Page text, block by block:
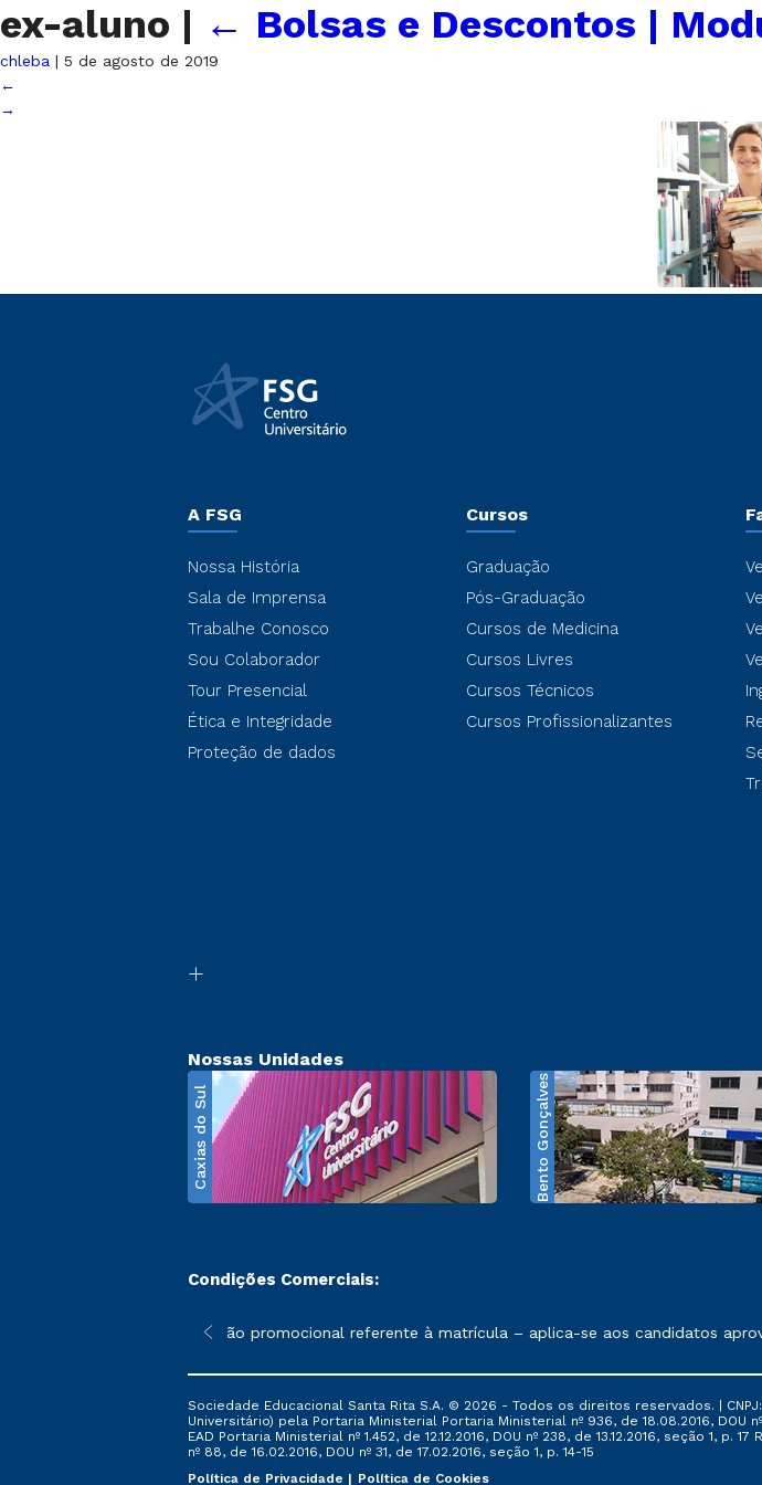
ex-aluno | ← Bolsas e Descontos |
chleba | 5 de agosto de 2019
←
→
A FSG
Nossa História
Sala de Imprensa
Trabalhe Conosco
Sou Colaborador
Tour Presencial
Ética e Integridade
Proteção de dados
Cursos
Graduação
Pós-Graduação
Cursos de Medicina
Cursos Livres
Cursos Técnicos
Cursos Profissionalizantes
Nossas Unidades
Caxias do Sul Bento Gonçalves
Condições Comerciais:
sofrer alterações nos períodos de rematrícula conforme exposto no contrato de prestação
*A condição promocional referente à matrícula – aplica-se aos candidatos
Sociedade Educacional Santa Rita S.A. © 2026 - Todos os direitos reservados. |
Universitário) pela Portaria Ministerial Portaria Ministerial nº 936, de 18.08.2016, DOU
EAD Portaria Ministerial nº 1.452, de 12.12.2016, DOU nº 238, de 13.12.2016, seção 1,
nº 88, de 16.02.2016, DOU nº 31, de 17.02.2016, seção 1, p. 14-15
Política de Privacidade
Política de Cookies